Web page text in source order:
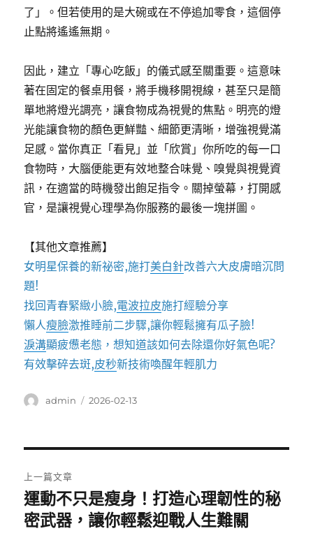
了」。但若使用的是大碗或在不停追加零食，這個停
止點將遙遙無期。
因此，建立「專心吃飯」的儀式感至關重要。這意味
著在固定的餐桌用餐，將手機移開視線，甚至只是簡
單地將燈光調亮，讓食物成為視覺的焦點。明亮的燈
光能讓食物的顏色更鮮豔、細節更清晰，增強視覺滿
足感。當你真正「看見」並「欣賞」你所吃的每一口
食物時，大腦便能更有效地整合味覺、嗅覺與視覺資
訊，在適當的時機發出飽足指令。關掉螢幕，打開感
官，是讓視覺心理學為你服務的最後一塊拼圖。
【其他文章推薦】
女明星保養的新祕密,施打美白針改善六大皮膚暗沉問
題!
找回青春緊緻小臉,電波拉皮施打經驗分享
懶人瘦臉激推睡前二步驟,讓你輕鬆擁有瓜子臉!
淚溝顯疲憊老態，想知道該如何去除還你好氣色呢?
有效擊碎去斑,皮秒新技術喚醒年輕肌力
作
admin
發
2026-02-13
章
導
上一篇文章
上
一
運動不只是瘦身！打造心理韌性的秘
密武器，讓你輕鬆迎戰人生難關